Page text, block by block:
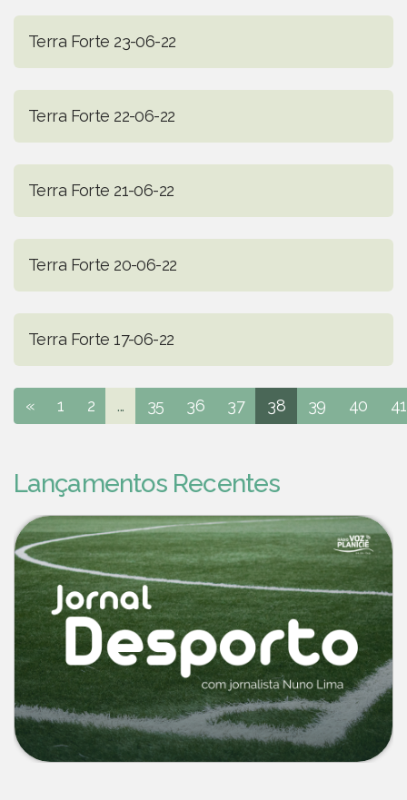
Terra Forte 23-06-22
Terra Forte 22-06-22
Terra Forte 21-06-22
Terra Forte 20-06-22
Terra Forte 17-06-22
« 1 2 ... 35 36 37 38 39 40 41
Lançamentos Recentes